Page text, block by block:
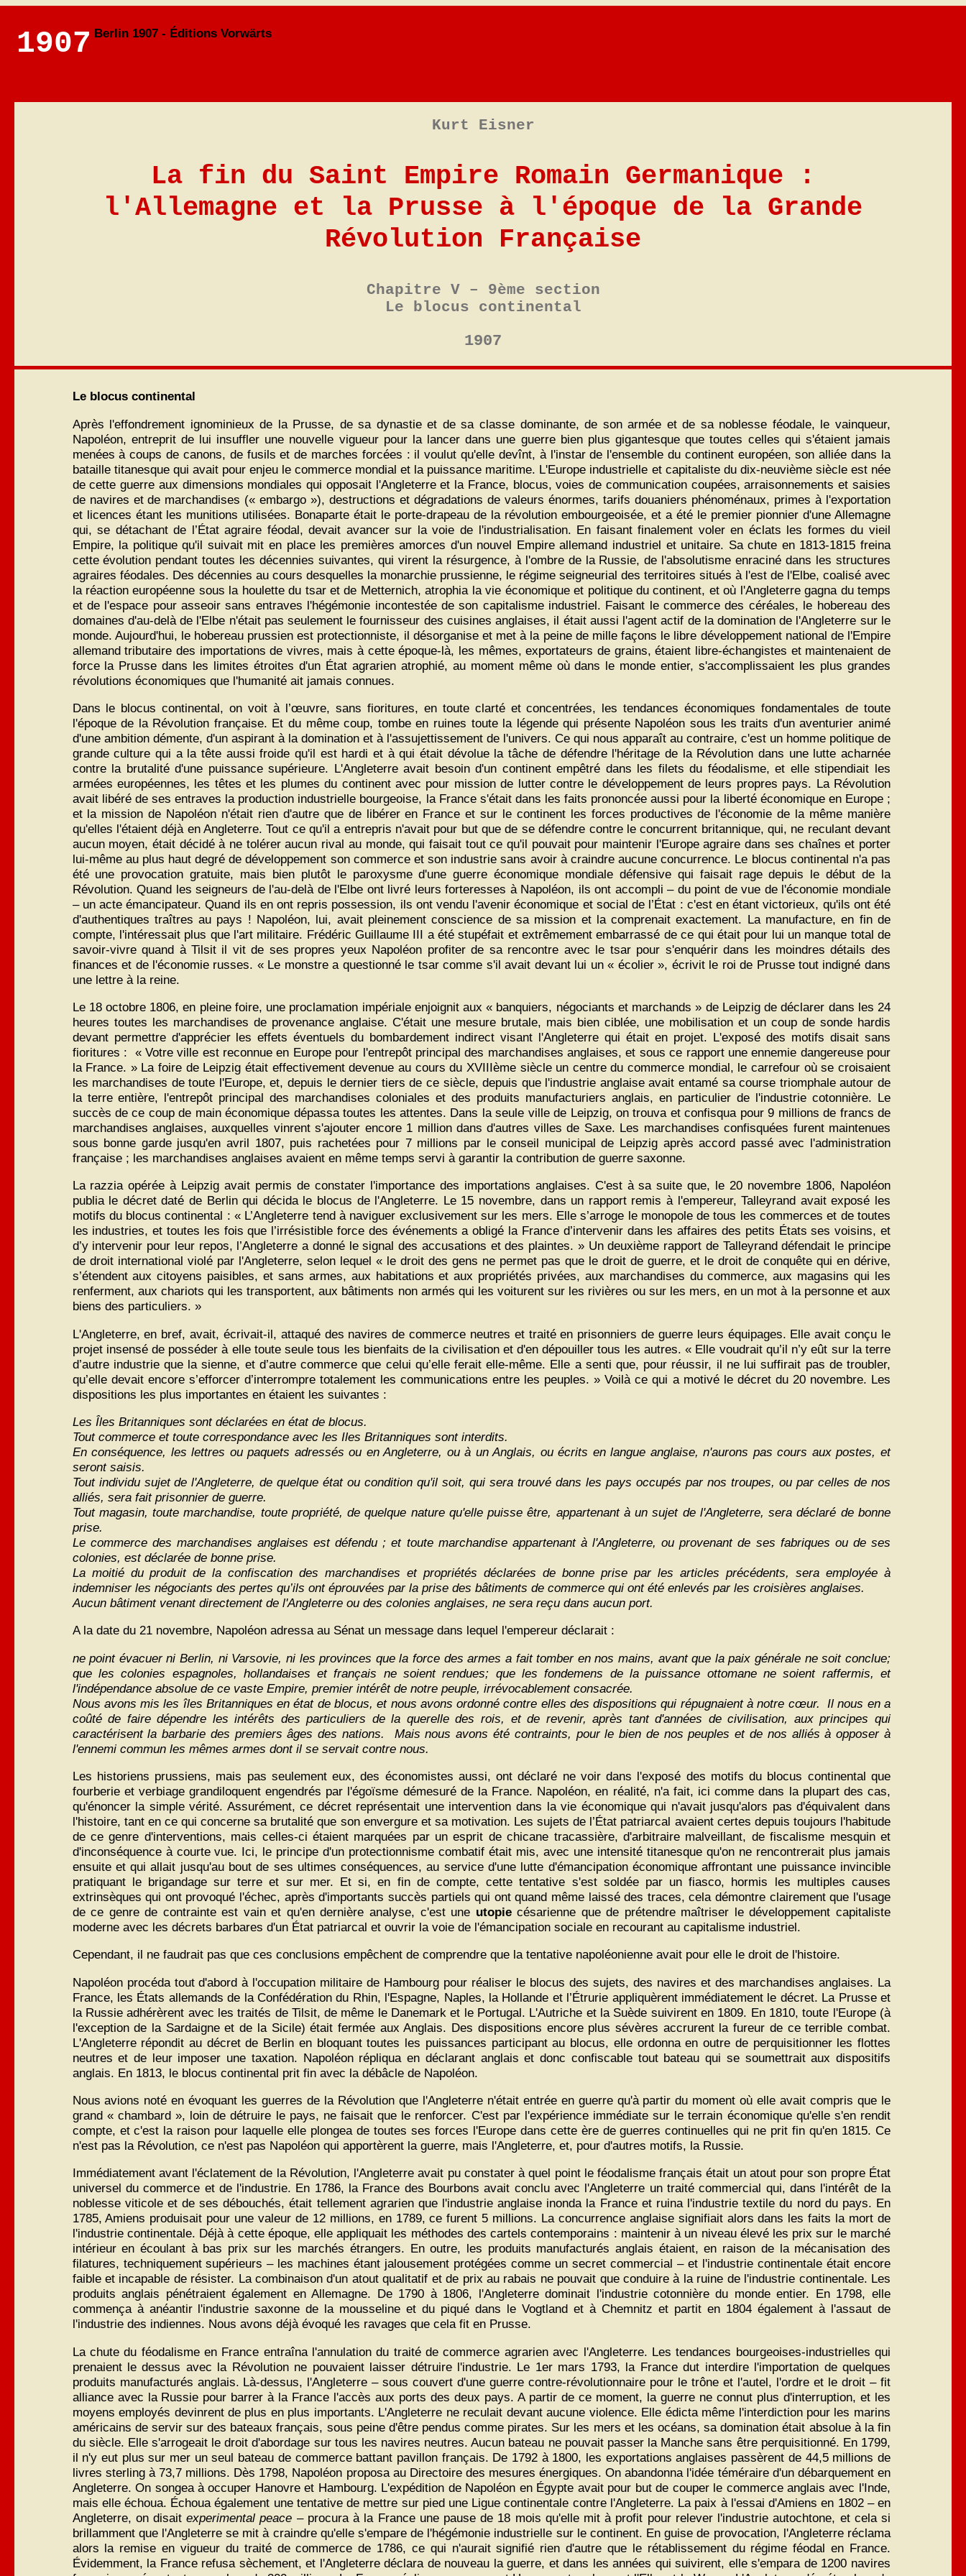
1907 Berlin 1907 - Éditions Vorwärts
Kurt Eisner
La fin du Saint Empire Romain Germanique :
l'Allemagne et la Prusse à l'époque de la Grande
Révolution Française
Chapitre V – 9ème section
Le blocus continental
1907
Le blocus continental
Après l'effondrement ignominieux de la Prusse, de sa dynastie et de sa classe dominante, de son armée et de sa noblesse féodale, le vainqueur,
Napoléon, entreprit de lui insuffler une nouvelle vigueur pour la lancer dans une guerre bien plus gigantesque que toutes celles qui s'étaient jamais
menées à coups de canons, de fusils et de marches forcées : il voulut qu'elle devînt, à l'instar de l'ensemble du continent européen, son alliée dans la
bataille titanesque qui avait pour enjeu le commerce mondial et la puissance maritime. L'Europe industrielle et capitaliste du dix-neuvième siècle est née
de cette guerre aux dimensions mondiales qui opposait l'Angleterre et la France, blocus, voies de communication coupées, arraisonnements et saisies
de navires et de marchandises (« embargo »), destructions et dégradations de valeurs énormes, tarifs douaniers phénoménaux, primes à l'exportation
et licences étant les munitions utilisées. Bonaparte était le porte-drapeau de la révolution embourgeoisée, et a été le premier pionnier d'une Allemagne
qui, se détachant de l’État agraire féodal, devait avancer sur la voie de l'industrialisation. En faisant finalement voler en éclats les formes du vieil
Empire, la politique qu'il suivait mit en place les premières amorces d'un nouvel Empire allemand industriel et unitaire. Sa chute en 1813-1815 freina
cette évolution pendant toutes les décennies suivantes, qui virent la résurgence, à l'ombre de la Russie, de l'absolutisme enraciné dans les structures
agraires féodales. Des décennies au cours desquelles la monarchie prussienne, le régime seigneurial des territoires situés à l'est de l'Elbe, coalisé avec
la réaction européenne sous la houlette du tsar et de Metternich, atrophia la vie économique et politique du continent, et où l'Angleterre gagna du temps
et de l'espace pour asseoir sans entraves l'hégémonie incontestée de son capitalisme industriel. Faisant le commerce des céréales, le hobereau des
domaines d'au-delà de l'Elbe n'était pas seulement le fournisseur des cuisines anglaises, il était aussi l'agent actif de la domination de l'Angleterre sur le
monde. Aujourd'hui, le hobereau prussien est protectionniste, il désorganise et met à la peine de mille façons le libre développement national de l'Empire
allemand tributaire des importations de vivres, mais à cette époque-là, les mêmes, exportateurs de grains, étaient libre-échangistes et maintenaient de
force la Prusse dans les limites étroites d'un État agrarien atrophié, au moment même où dans le monde entier, s'accomplissaient les plus grandes
révolutions économiques que l'humanité ait jamais connues.
Dans le blocus continental, on voit à l’œuvre, sans fioritures, en toute clarté et concentrées, les tendances économiques fondamentales de toute
l'époque de la Révolution française. Et du même coup, tombe en ruines toute la légende qui présente Napoléon sous les traits d'un aventurier animé
d'une ambition démente, d'un aspirant à la domination et à l'assujettissement de l'univers. Ce qui nous apparaît au contraire, c'est un homme politique de
grande culture qui a la tête aussi froide qu'il est hardi et à qui était dévolue la tâche de défendre l'héritage de la Révolution dans une lutte acharnée
contre la brutalité d'une puissance supérieure. L'Angleterre avait besoin d'un continent empêtré dans les filets du féodalisme, et elle stipendiait les
armées européennes, les têtes et les plumes du continent avec pour mission de lutter contre le développement de leurs propres pays. La Révolution
avait libéré de ses entraves la production industrielle bourgeoise, la France s'était dans les faits prononcée aussi pour la liberté économique en Europe ;
et la mission de Napoléon n'était rien d'autre que de libérer en France et sur le continent les forces productives de l'économie de la même manière
qu'elles l'étaient déjà en Angleterre. Tout ce qu'il a entrepris n'avait pour but que de se défendre contre le concurrent britannique, qui, ne reculant devant
aucun moyen, était décidé à ne tolérer aucun rival au monde, qui faisait tout ce qu'il pouvait pour maintenir l'Europe agraire dans ses chaînes et porter
lui-même au plus haut degré de développement son commerce et son industrie sans avoir à craindre aucune concurrence. Le blocus continental n'a pas
été une provocation gratuite, mais bien plutôt le paroxysme d'une guerre économique mondiale défensive qui faisait rage depuis le début de la
Révolution. Quand les seigneurs de l'au-delà de l'Elbe ont livré leurs forteresses à Napoléon, ils ont accompli – du point de vue de l'économie mondiale
– un acte émancipateur. Quand ils en ont repris possession, ils ont vendu l'avenir économique et social de l’État : c'est en étant victorieux, qu'ils ont été
d'authentiques traîtres au pays ! Napoléon, lui, avait pleinement conscience de sa mission et la comprenait exactement. La manufacture, en fin de
compte, l'intéressait plus que l'art militaire. Frédéric Guillaume III a été stupéfait et extrêmement embarrassé de ce qui était pour lui un manque total de
savoir-vivre quand à Tilsit il vit de ses propres yeux Napoléon profiter de sa rencontre avec le tsar pour s'enquérir dans les moindres détails des
finances et de l'économie russes. « Le monstre a questionné le tsar comme s'il avait devant lui un « écolier », écrivit le roi de Prusse tout indigné dans
une lettre à la reine.
Le 18 octobre 1806, en pleine foire, une proclamation impériale enjoignit aux « banquiers, négociants et marchands » de Leipzig de déclarer dans les 24
heures toutes les marchandises de provenance anglaise. C'était une mesure brutale, mais bien ciblée, une mobilisation et un coup de sonde hardis
devant permettre d'apprécier les effets éventuels du bombardement indirect visant l'Angleterre qui était en projet. L'exposé des motifs disait sans
fioritures : « Votre ville est reconnue en Europe pour l'entrepôt principal des marchandises anglaises, et sous ce rapport une ennemie dangereuse pour
la France. » La foire de Leipzig était effectivement devenue au cours du XVIIIème siècle un centre du commerce mondial, le carrefour où se croisaient
les marchandises de toute l'Europe, et, depuis le dernier tiers de ce siècle, depuis que l'industrie anglaise avait entamé sa course triomphale autour de
la terre entière, l'entrepôt principal des marchandises coloniales et des produits manufacturiers anglais, en particulier de l'industrie cotonnière. Le
succès de ce coup de main économique dépassa toutes les attentes. Dans la seule ville de Leipzig, on trouva et confisqua pour 9 millions de francs de
marchandises anglaises, auxquelles vinrent s'ajouter encore 1 million dans d'autres villes de Saxe. Les marchandises confisquées furent maintenues
sous bonne garde jusqu'en avril 1807, puis rachetées pour 7 millions par le conseil municipal de Leipzig après accord passé avec l'administration
française ; les marchandises anglaises avaient en même temps servi à garantir la contribution de guerre saxonne.
La razzia opérée à Leipzig avait permis de constater l'importance des importations anglaises. C'est à sa suite que, le 20 novembre 1806, Napoléon
publia le décret daté de Berlin qui décida le blocus de l'Angleterre. Le 15 novembre, dans un rapport remis à l'empereur, Talleyrand avait exposé les
motifs du blocus continental : « L’Angleterre tend à naviguer exclusivement sur les mers. Elle s’arroge le monopole de tous les commerces et de toutes
les industries, et toutes les fois que l’irrésistible force des événements a obligé la France d’intervenir dans les affaires des petits États ses voisins, et
d’y intervenir pour leur repos, l’Angleterre a donné le signal des accusations et des plaintes. » Un deuxième rapport de Talleyrand défendait le principe
de droit international violé par l'Angleterre, selon lequel « le droit des gens ne permet pas que le droit de guerre, et le droit de conquête qui en dérive,
s’étendent aux citoyens paisibles, et sans armes, aux habitations et aux propriétés privées, aux marchandises du commerce, aux magasins qui les
renferment, aux chariots qui les transportent, aux bâtiments non armés qui les voiturent sur les rivières ou sur les mers, en un mot à la personne et aux
biens des particuliers. »
L'Angleterre, en bref, avait, écrivait-il, attaqué des navires de commerce neutres et traité en prisonniers de guerre leurs équipages. Elle avait conçu le
projet insensé de posséder à elle toute seule tous les bienfaits de la civilisation et d'en dépouiller tous les autres. « Elle voudrait qu’il n’y eût sur la terre
d’autre industrie que la sienne, et d’autre commerce que celui qu’elle ferait elle-même. Elle a senti que, pour réussir, il ne lui suffirait pas de troubler,
qu’elle devait encore s’efforcer d’interrompre totalement les communications entre les peuples. » Voilà ce qui a motivé le décret du 20 novembre. Les
dispositions les plus importantes en étaient les suivantes :
Les Îles Britanniques sont déclarées en état de blocus.
Tout commerce et toute correspondance avec les Iles Britanniques sont interdits.
En conséquence, les lettres ou paquets adressés ou en Angleterre, ou à un Anglais, ou écrits en langue anglaise, n'aurons pas cours aux postes, et
seront saisis.
Tout individu sujet de l'Angleterre, de quelque état ou condition qu'il soit, qui sera trouvé dans les pays occupés par nos troupes, ou par celles de nos
alliés, sera fait prisonnier de guerre.
Tout magasin, toute marchandise, toute propriété, de quelque nature qu'elle puisse être, appartenant à un sujet de l'Angleterre, sera déclaré de bonne
prise.
Le commerce des marchandises anglaises est défendu ; et toute marchandise appartenant à l'Angleterre, ou provenant de ses fabriques ou de ses
colonies, est déclarée de bonne prise.
La moitié du produit de la confiscation des marchandises et propriétés déclarées de bonne prise par les articles précédents, sera employée à
indemniser les négociants des pertes qu’ils ont éprouvées par la prise des bâtiments de commerce qui ont été enlevés par les croisières anglaises.
Aucun bâtiment venant directement de l'Angleterre ou des colonies anglaises, ne sera reçu dans aucun port.
A la date du 21 novembre, Napoléon adressa au Sénat un message dans lequel l'empereur déclarait :
ne point évacuer ni Berlin, ni Varsovie, ni les provinces que la force des armes a fait tomber en nos mains, avant que la paix générale ne soit conclue;
que les colonies espagnoles, hollandaises et français ne soient rendues; que les fondemens de la puissance ottomane ne soient raffermis, et
l'indépendance absolue de ce vaste Empire, premier intérêt de notre peuple, irrévocablement consacrée.
Nous avons mis les îles Britanniques en état de blocus, et nous avons ordonné contre elles des dispositions qui répugnaient à notre cœur. Il nous en a
coûté de faire dépendre les intérêts des particuliers de la querelle des rois, et de revenir, après tant d'années de civilisation, aux principes qui
caractérisent la barbarie des premiers âges des nations. Mais nous avons été contraints, pour le bien de nos peuples et de nos alliés à opposer à
l'ennemi commun les mêmes armes dont il se servait contre nous.
Les historiens prussiens, mais pas seulement eux, des économistes aussi, ont déclaré ne voir dans l'exposé des motifs du blocus continental que
fourberie et verbiage grandiloquent engendrés par l'égoïsme démesuré de la France. Napoléon, en réalité, n'a fait, ici comme dans la plupart des cas,
qu'énoncer la simple vérité. Assurément, ce décret représentait une intervention dans la vie économique qui n'avait jusqu'alors pas d'équivalent dans
l'histoire, tant en ce qui concerne sa brutalité que son envergure et sa motivation. Les sujets de l’État patriarcal avaient certes depuis toujours l'habitude
de ce genre d'interventions, mais celles-ci étaient marquées par un esprit de chicane tracassière, d'arbitraire malveillant, de fiscalisme mesquin et
d'inconséquence à courte vue. Ici, le principe d'un protectionnisme combatif était mis, avec une intensité titanesque qu'on ne rencontrerait plus jamais
ensuite et qui allait jusqu'au bout de ses ultimes conséquences, au service d'une lutte d'émancipation économique affrontant une puissance invincible
pratiquant le brigandage sur terre et sur mer. Et si, en fin de compte, cette tentative s'est soldée par un fiasco, hormis les multiples causes
extrinsèques qui ont provoqué l'échec, après d'importants succès partiels qui ont quand même laissé des traces, cela démontre clairement que l'usage
de ce genre de contrainte est vain et qu'en dernière analyse, c'est une utopiecésarienne que de prétendre maîtriser le développement capitaliste
moderne avec les décrets barbares d'un État patriarcal et ouvrir la voie de l'émancipation sociale en recourant au capitalisme industriel.
Cependant, il ne faudrait pas que ces conclusions empêchent de comprendre que la tentative napoléonienne avait pour elle le droit de l'histoire.
Napoléon procéda tout d'abord à l'occupation militaire de Hambourg pour réaliser le blocus des sujets, des navires et des marchandises anglaises. La
France, les États allemands de la Confédération du Rhin, l'Espagne, Naples, la Hollande et l’Étrurie appliquèrent immédiatement le décret. La Prusse et
la Russie adhérèrent avec les traités de Tilsit, de même le Danemark et le Portugal. L'Autriche et la Suède suivirent en 1809. En 1810, toute l'Europe (à
l'exception de la Sardaigne et de la Sicile) était fermée aux Anglais. Des dispositions encore plus sévères accrurent la fureur de ce terrible combat.
L'Angleterre répondit au décret de Berlin en bloquant toutes les puissances participant au blocus, elle ordonna en outre de perquisitionner les flottes
neutres et de leur imposer une taxation. Napoléon répliqua en déclarant anglais et donc confiscable tout bateau qui se soumettrait aux dispositifs
anglais. En 1813, le blocus continental prit fin avec la débâcle de Napoléon.
Nous avions noté en évoquant les guerres de la Révolution que l'Angleterre n'était entrée en guerre qu'à partir du moment où elle avait compris que le
grand « chambard », loin de détruire le pays, ne faisait que le renforcer. C'est par l'expérience immédiate sur le terrain économique qu'elle s'en rendit
compte, et c'est la raison pour laquelle elle plongea de toutes ses forces l'Europe dans cette ère de guerres continuelles qui ne prit fin qu'en 1815. Ce
n'est pas la Révolution, ce n'est pas Napoléon qui apportèrent la guerre, mais l'Angleterre, et, pour d'autres motifs, la Russie.
Immédiatement avant l'éclatement de la Révolution, l'Angleterre avait pu constater à quel point le féodalisme français était un atout pour son propre État
universel du commerce et de l'industrie. En 1786, la France des Bourbons avait conclu avec l'Angleterre un traité commercial qui, dans l'intérêt de la
noblesse viticole et de ses débouchés, était tellement agrarien que l'industrie anglaise inonda la France et ruina l'industrie textile du nord du pays. En
1785, Amiens produisait pour une valeur de 12 millions, en 1789, ce furent 5 millions. La concurrence anglaise signifiait alors dans les faits la mort de
l'industrie continentale. Déjà à cette époque, elle appliquait les méthodes des cartels contemporains : maintenir à un niveau élevé les prix sur le marché
intérieur en écoulant à bas prix sur les marchés étrangers. En outre, les produits manufacturés anglais étaient, en raison de la mécanisation des
filatures, techniquement supérieurs – les machines étant jalousement protégées comme un secret commercial – et l'industrie continentale était encore
faible et incapable de résister. La combinaison d'un atout qualitatif et de prix au rabais ne pouvait que conduire à la ruine de l'industrie continentale. Les
produits anglais pénétraient également en Allemagne. De 1790 à 1806, l'Angleterre dominait l'industrie cotonnière du monde entier. En 1798, elle
commença à anéantir l'industrie saxonne de la mousseline et du piqué dans le Vogtland et à Chemnitz et partit en 1804 également à l'assaut de
l'industrie des indiennes. Nous avons déjà évoqué les ravages que cela fit en Prusse.
La chute du féodalisme en France entraîna l'annulation du traité de commerce agrarien avec l'Angleterre. Les tendances bourgeoises-industrielles qui
prenaient le dessus avec la Révolution ne pouvaient laisser détruire l'industrie. Le 1er mars 1793, la France dut interdire l'importation de quelques
produits manufacturés anglais. Là-dessus, l'Angleterre – sous couvert d'une guerre contre-révolutionnaire pour le trône et l'autel, l'ordre et le droit – fit
alliance avec la Russie pour barrer à la France l'accès aux ports des deux pays. A partir de ce moment, la guerre ne connut plus d'interruption, et les
moyens employés devinrent de plus en plus importants. L'Angleterre ne reculait devant aucune violence. Elle édicta même l'interdiction pour les marins
américains de servir sur des bateaux français, sous peine d'être pendus comme pirates. Sur les mers et les océans, sa domination était absolue à la fin
du siècle. Elle s'arrogeait le droit d'abordage sur tous les navires neutres. Aucun bateau ne pouvait passer la Manche sans être perquisitionné. En 1799,
il n'y eut plus sur mer un seul bateau de commerce battant pavillon français. De 1792 à 1800, les exportations anglaises passèrent de 44,5 millions de
livres sterling à 73,7 millions. Dès 1798, Napoléon proposa au Directoire des mesures énergiques. On abandonna l'idée téméraire d'un débarquement en
Angleterre. On songea à occuper Hanovre et Hambourg. L'expédition de Napoléon en Égypte avait pour but de couper le commerce anglais avec l'Inde,
mais elle échoua. Échoua également une tentative de mettre sur pied une Ligue continentale contre l'Angleterre. La paix à l'essai d'Amiens en 1802 – en
Angleterre, on disaitexperimental peace – procura à la France une pause de 18 mois qu'elle mit à profit pour relever l'industrie autochtone, et cela si
brillamment que l'Angleterre se mit à craindre qu'elle s'empare de l'hégémonie industrielle sur le continent. En guise de provocation, l'Angleterre réclama
alors la remise en vigueur du traité de commerce de 1786, ce qui n'aurait signifié rien d'autre que le rétablissement du régime féodal en France.
Évidemment, la France refusa sèchement, et l'Angleterre déclara de nouveau la guerre, et dans les années qui suivirent, elle s'empara de 1200 navires